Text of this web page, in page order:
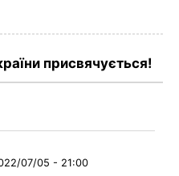
присвячується!
07/05 - 21:00